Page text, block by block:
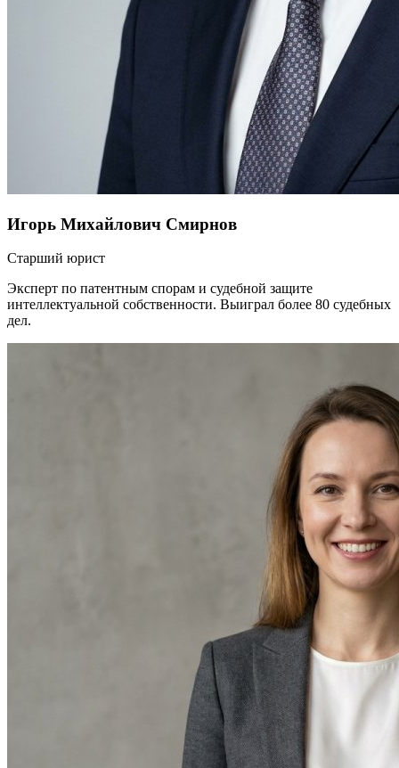
Игорь Михайлович Смирнов
Старший юрист
Эксперт по патентным спорам и судебной защите
интеллектуальной собственности. Выиграл более 80 судебных
дел.